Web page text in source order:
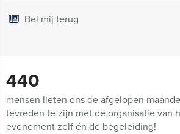
Bel mij terug
440
mensen lieten ons de afgelopen
tevreden te zijn met de organisatie van
evenement zelf én de begeleiding!